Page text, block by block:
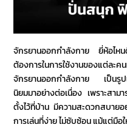
จักรยานออกกำลังกาย ยี่ห้อไห
ต้องการในการใช้งานของแต่ล
จักรยานออกกำลังกาย เป็นรูป
นิยมมาอย่างต่อเนื่อง เพราะสาม
ตั้งไว้ที่บ้าน มีความสะดวกสบาย
การเล่นที่ง่าย ไม่ซับซ้อน แม้แต่มือ